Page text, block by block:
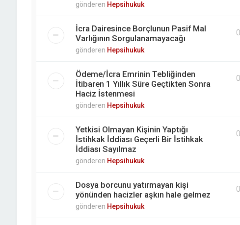
gönderen Hepsihukuk
İcra Dairesince Borçlunun Pasif Mal
Varlığının Sorgulanamayacağı
gönderen Hepsihukuk
0
Ödeme/İcra Emrinin Tebliğinden
İtibaren 1 Yıllık Süre Geçtikten Sonra
Haciz İstenmesi
gönderen Hepsihukuk
0
Yetkisi Olmayan Kişinin Yaptığı
İstihkak İddiası Geçerli Bir İstihkak
İddiası Sayılmaz
gönderen Hepsihukuk
0
Dosya borcunu yatırmayan kişi
yönünden hacizler aşkın hale gelmez
gönderen Hepsihukuk
0